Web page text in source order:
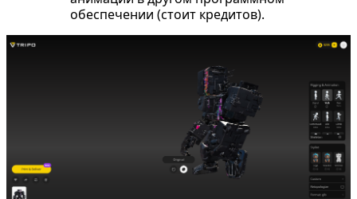
обеспечении (стоит кредитов).